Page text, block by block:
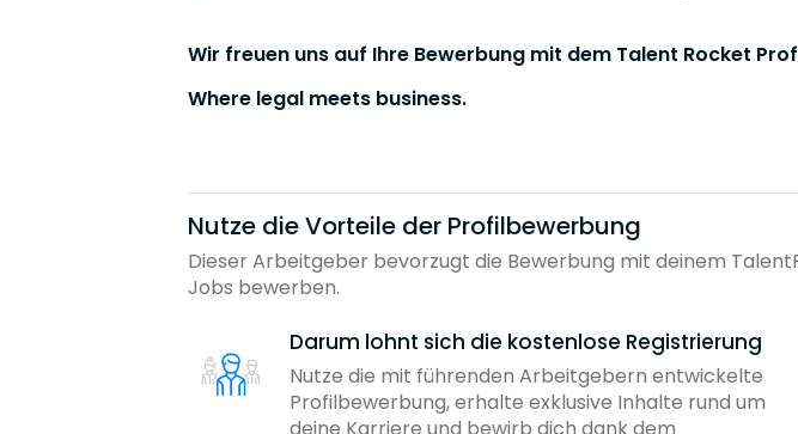
Wir freuen uns auf Ihre Bewerbung mit dem Talent Rocket
Where legal meets business.
Nutze die Vorteile der Profilbewerbung
Dieser Arbeitgeber bevorzugt die Bewerbung mit deinem
Jobs bewerben.
Darum lohnt sich die kostenlose Registrierung
Nutze die mit führenden Arbeitgebern entwickelte
Profilbewerbung, erhalte exklusive Inhalte rund um